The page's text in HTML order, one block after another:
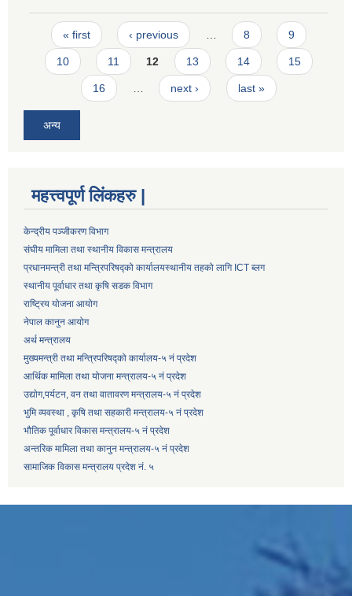
Pages
« first ‹ previous … 8 9
10 11 12 13 14 15
16 … next › last »
अन्य
महत्त्वपूर्ण लिंकहरु |
केन्द्रीय पञ्जीकरण विभाग
संघीय मामिला तथा स्थानीय विकास मन्त्रालय
प्रधानमन्त्री तथा मन्त्रिपरिषद्को कार्यालयस्थानीय तहको लागि ICT ब्लग
स्थानीय पूर्वाधार तथा कृषि सडक विभाग
राष्ट्रिय योजना आयोग
नेपाल कानुन आयोग
अर्थ मन्त्रालय
मुख्यमन्त्री तथा मन्त्रिपरिषद्को कार्यालय-५ नं प्रदेश
आर्थिक मामिला तथा योजना मन्त्रालय-५ नं प्रदेश
उद्याेग,पर्यटन, वन तथा वातावरण मन्त्रालय-५ नं प्रदेश
भुमि व्यवस्था , कृषि तथा सहकारी मन्त्रालय-५ नं प्रदेश
भौतिक पूर्वाधार विकास मन्त्रालय-५ नं प्रदेश
अन्तरिक मामिला तथा कानुन मन्त्रालय-५ नं प्रदेश
सामाजिक विकास मन्त्रालय प्रदेश नं. ५